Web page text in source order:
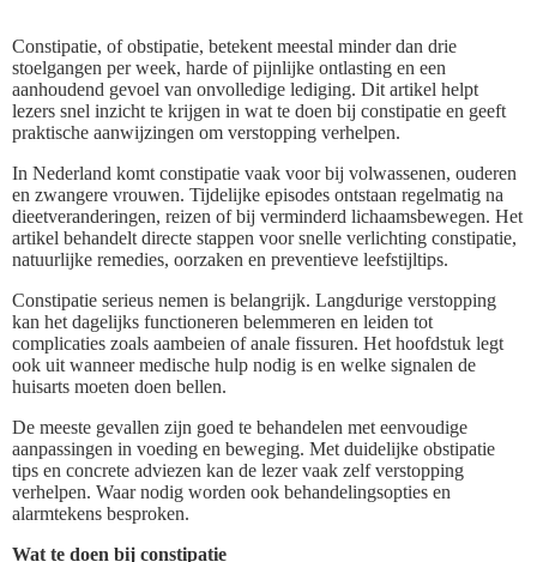
Constipatie, of obstipatie, betekent meestal minder dan drie
stoelgangen per week, harde of pijnlijke ontlasting en een
aanhoudend gevoel van onvolledige lediging. Dit artikel helpt
lezers snel inzicht te krijgen in wat te doen bij constipatie en geeft
praktische aanwijzingen om verstopping verhelpen.
In Nederland komt constipatie vaak voor bij volwassenen, ouderen
en zwangere vrouwen. Tijdelijke episodes ontstaan regelmatig na
dieetveranderingen, reizen of bij verminderd lichaamsbewegen. Het
artikel behandelt directe stappen voor snelle verlichting constipatie,
natuurlijke remedies, oorzaken en preventieve leefstijltips.
Constipatie serieus nemen is belangrijk. Langdurige verstopping
kan het dagelijks functioneren belemmeren en leiden tot
complicaties zoals aambeien of anale fissuren. Het hoofdstuk legt
ook uit wanneer medische hulp nodig is en welke signalen de
huisarts moeten doen bellen.
De meeste gevallen zijn goed te behandelen met eenvoudige
aanpassingen in voeding en beweging. Met duidelijke obstipatie
tips en concrete adviezen kan de lezer vaak zelf verstopping
verhelpen. Waar nodig worden ook behandelingsopties en
alarmtekens besproken.
Wat te doen bij constipatie